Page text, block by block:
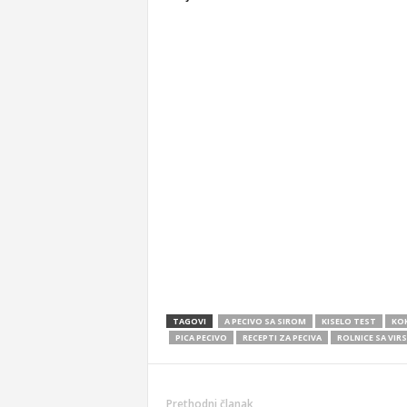
TAGOVI A PECIVO SA SIROM KISELO TEST
PICA PECIVO
RECEPTI ZA PECIVA ROLNICE SA
Prethodni članak